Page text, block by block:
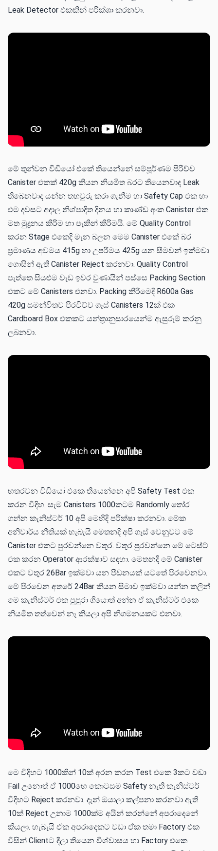
Leak Detector එකකින් පරික්ශා කරනවා.
මේ තුන්වන විඩියෝ එකේ තියෙන්නේ සම්පූර්ණම පිරිච්ච
Canister එකක් 420g කියන නියමිත බරට තියෙනවාද Leak
තිබෙනවාද යන්න තහවුරු කරා ගැනීම හා Safety Cap එක හා
එම දවසට අදාල නිශ්පාදිත දිනය හා කාණ්ඩ අංක Canister එක
මත මුද්‍රනය කිරිම හා පැකින් කිරිමයි. මේ Quality Control
කරන Stage එකෙදි මැන බලන මෙම Canister එකේ බර
ප්‍රමාණය අවමය 415g හා උපරිමය 425g යන සීමවන් ඉක්මවා
ගොසින් ඇති Canister Reject කරනවා. Quality Control
පැත්තෙ සියළුම වැඩ ඉවර වුණායින් පස්සෙ Packing Section
එකට මේ Canisters එනවා. Packing කිරීමෙදි R600a Gas
420g සමන්විතව පිරවිච්ච ගෑස් Canisters 12ක් එක
Cardboard Box එකකට යන්ත්‍රානුසාරයෙන්ම ඇසුරුම් කරනු
ලබනවා.
හතරවන විඩියෝ එකෙ තියෙන්නෙ අපි Safety Test එක
කරන විදිහ. සැම Canisters 1000කටම Randomly තෝර
ගන්න කැනිස්ටර් 10 අපි මෙහිදි පරික්ෂා කරනවා. මේක
අනිවාර්ය නීතියක් හැබැයි මෙතනදි අපි ගෑස් වෙනුවට මේ
Canister එකට පුරවන්නෙ වතුර. වතුර පුරවන්නෙ මේ ටෙස්ට්
එක කරන Operator ආරක්ෂාව සඳහා. මෙතනදි මේ Canister
එකට වතුර 26Bar ඉක්මවා යන පීඩනයක් යටතේ පිරවෙනවා.
මේ පිරවෙන අතරේ 24Bar කියන සිමාව ඉක්මවා යන්න කලින්
මෙ කැනිස්ටර් එක පුපුරා ගියොත් අන්න ඒ කැනිස්ටර් එකෙ
නියමිත තත්වෙන් නෑ කියලා අපි නිගමනයකට එනවා.
මෙ විදිහට 1000කින් 10ක් අරන කරන Test එකෙ 3කට වඩා
Fail උනොත් ඒ 1000හෙ කොටසම Safety නැති කැනිස්ටර්
විදිහට Reject කරනවා. දැන් ඔයාලා කල්පනා කරනවා ඇති
10ක් Reject උනාම 1000ක්ම අයින් කරන්නේ අපරාදෙනේ
කියලා. හැබැයි ඒක අපරාදෙකට වඩා ඒක තමා Factory එක
විසින් Clientට දීලා තියෙන විශ්වාසය හා Factory එකෙ